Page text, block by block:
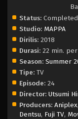
Status: Completed
Studio: MAPPA
Dirilis: 2018
Durasi: 22 min.
Season: Summer
Tipe: TV
Episode: 24
Director: Utsumi
Producers: Aniplex
Dentsu, Fuji TV,